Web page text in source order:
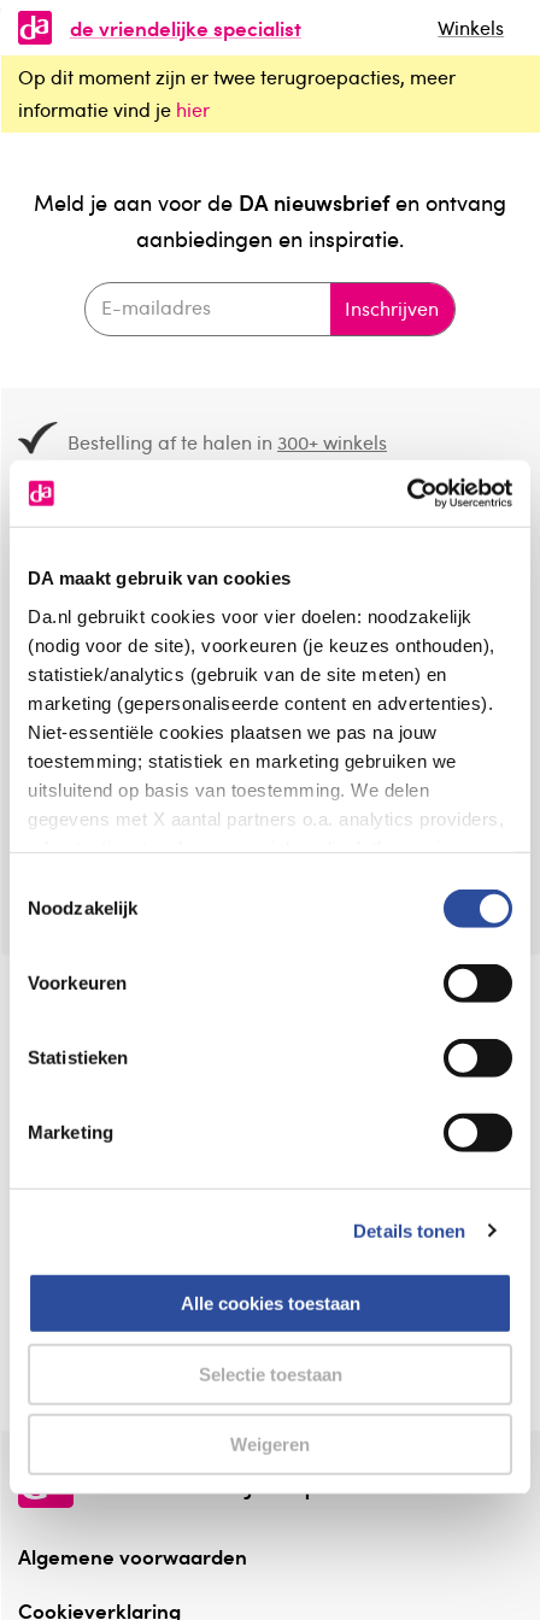
DA maakt gebruik van cookies
Da.nl gebruikt cookies voor vier doelen: noodzakelijk
(nodig voor de site), voorkeuren (je keuzes onthouden),
statistiek/analytics (gebruik van de site meten) en
marketing (gepersonaliseerde content en advertenties).
Niet-essentiële cookies plaatsen we pas na jouw
toestemming; statistiek en marketing gebruiken we
uitsluitend op basis van toestemming. We delen
gegevens met X aantal partners o.a. analytics providers,
en de bewaartermijnen per categorie. Je kunt je keuze op
gegevensverwerking staat in de
Privacyverklaring
Noodzakelijk
Voorkeuren
Statistieken
Marketing
Details tonen
Alle cookies toestaan
Selectie toestaan
Weigeren
de vriendelijke specialist
Winkels
Op dit moment zijn er twee terugroepacties, meer
informatie vind je hier
Meld je aan voor de DA nieuwsbriefen ontvang
aanbiedingen en inspiratie.
Inschrijven
Bestelling af te halen in300+ winkels
8.6 uit4.106 reviews
Over DA
Klantenservice
Assortiment
VolgDAop:
Online aanbieder medicijnen
webshop mag verkopen.
⁠Verantwoorde zorg, ⁠ook online.
Altijd onze folder bij de hand
Check onze folders ⁠bij AlleFolders.
de vriendelijke specialist
Algemene voorwaarden
Cookieverklaring